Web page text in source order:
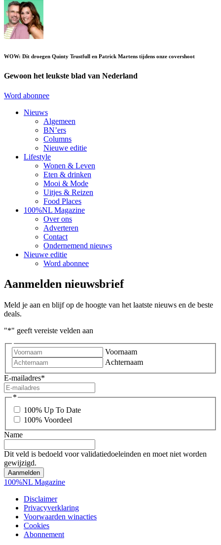
WOW: Dít droegen Quinty Trustfull en Patrick Martens tijdens onze covershoot
Gewoon het leukste blad van Nederland
Word abonnee
Nieuws
Algemeen
BN’ers
Columns
Nieuwe editie
Lifestyle
Wonen & Leven
Eten & drinken
Mooi & Mode
Uitjes & Reizen
Food Places
100%NL Magazine
Over ons
Adverteren
Contact
Ondernemend nieuws
Nieuwe editie
Word abonnee
Aanmelden nieuwsbrief
Meld je aan en blijf op de hoogte van het laatste nieuws en de beste
deals.
"*" geeft vereiste velden aan
Voornaam
Achternaam
E-mailadres*
*
100% Up To Date
100% Voordeel
Name
Dit veld is bedoeld voor validatiedoeleinden en moet niet worden
gewijzigd.
100%NL Magazine
Disclaimer
Privacyverklaring
Voorwaarden winacties
Cookies
Abonnement